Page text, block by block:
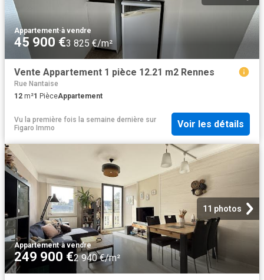
Appartement·à vendre
45 900 €3 825 €/m²
Vente Appartement 1 pièce 12.21 m2 Rennes
Rue Nantaise
12 m²1 PièceAppartement
Vu la première fois la semaine dernière sur
Figaro Immo
Voir les détails
11 photos
Appartement·à vendre
249 900 €2 940 €/m²